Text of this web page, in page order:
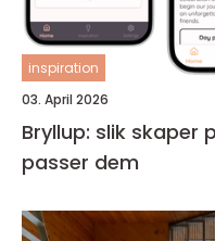
inspiration
03. April 2026
Bryllup: slik skaper
passer dem